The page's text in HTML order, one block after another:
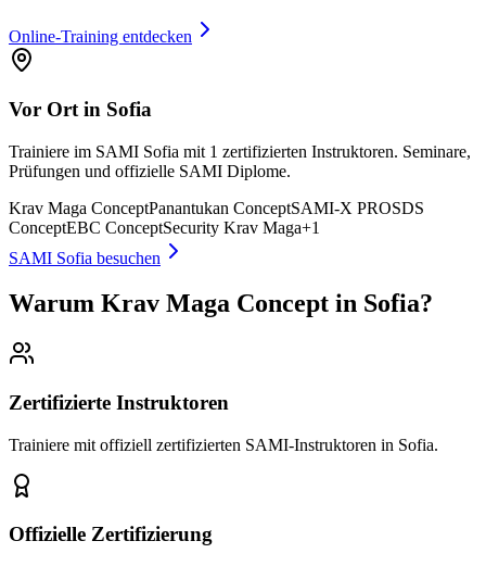
Online-Training entdecken
Vor Ort in Sofia
Trainiere im SAMI Sofia mit 1 zertifizierten Instruktoren. Seminare,
Prüfungen und offizielle SAMI Diplome.
Krav Maga ConceptPanantukan ConceptSAMI-X PROSDS
ConceptEBC ConceptSecurity Krav Maga+1
SAMI Sofia besuchen
Warum Krav Maga Concept in Sofia?
Zertifizierte Instruktoren
Trainiere mit offiziell zertifizierten SAMI-Instruktoren in Sofia.
Offizielle Zertifizierung